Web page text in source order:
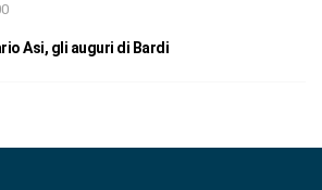
Asi, gli auguri di Bardi